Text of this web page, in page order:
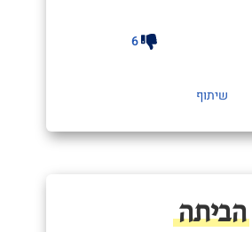
6
שיתוף
הביתה